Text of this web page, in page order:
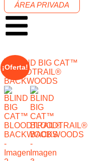
ÁREA PRIVADA
¡Oferta!